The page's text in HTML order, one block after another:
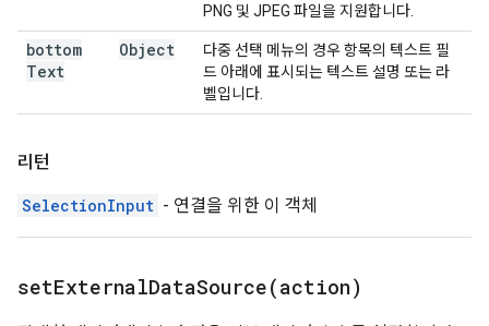
PNG 및 JPEG 파일을 지원합니다.
bottom
Text
Object
다중 선택 메뉴의 경우 항목의 텍스트 필
드 아래에 표시되는 텍스트 설명 또는 라
벨입니다.
리턴
SelectionInput - 연결을 위한 이 객체
setExternalDataSource(action)